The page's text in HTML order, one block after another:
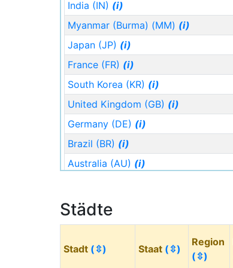
India (IN) (i)
Myanmar (Burma) (MM) (i)
Japan (JP) (i)
France (FR) (i)
South Korea (KR) (i)
United Kingdom (GB) (i)
Germany (DE) (i)
Brazil (BR) (i)
Australia (AU) (i)
Staat (Code)
Bangladesh (BD)(i)
Nigeria (NG)
Städte
Stadt (⇳) Staat (⇳)
Region
(⇳)